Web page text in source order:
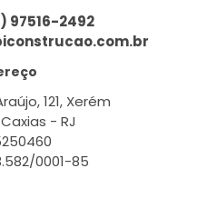
97516-2492
121, Xerém
- RJ
0001-85